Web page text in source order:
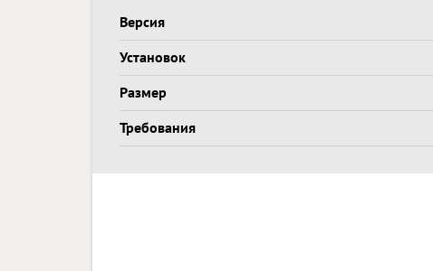
Версия
Установок
Размер
Требования